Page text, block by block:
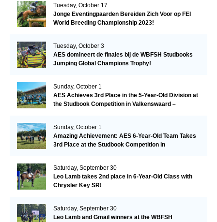
Tuesday, October 17
Jonge Eventingpaarden Bereiden Zich Voor op FEI
World Breeding Championship 2023!
Tuesday, October 3
AES domineert de finales bij de WBFSH Studbooks
Jumping Global Champions Trophy!
Sunday, October 1
AES Achieves 3rd Place in the 5-Year-Old Division at
the Studbook Competition in Valkenswaard –
Sunday, October 1
Amazing Achievement: AES 6-Year-Old Team Takes
3rd Place at the Studbook Competition in
Saturday, September 30
Leo Lamb takes 2nd place in 6-Year-Old Class with
Chrysler Key SR!
Saturday, September 30
Leo Lamb and Gmail winners at the WBFSH